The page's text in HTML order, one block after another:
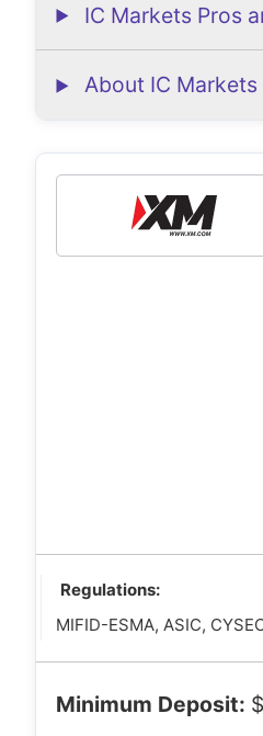
IC Markets Pros
About IC Markets
Regulations:
MIFID-ESMA, ASIC,
Minimum Deposit: